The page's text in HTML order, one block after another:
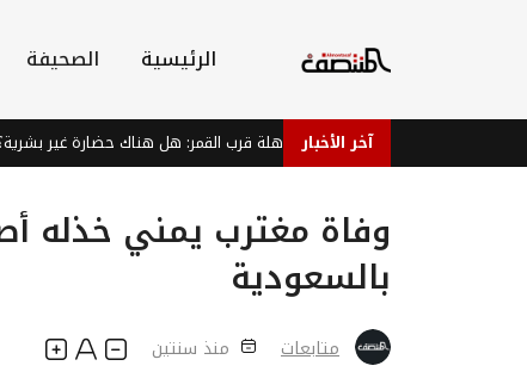
الرئيسية الصحيفة
آخر الأخبار
اكتشافات مذهلة قرب القمر: هل هناك حضارة غير بشرية؟
وفاة مغترب يمني خذله
بالسعودية
متابعات منذ سنتين